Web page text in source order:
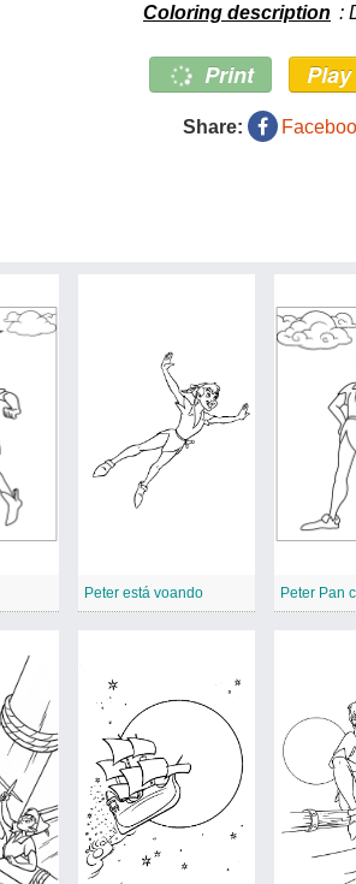
Coloring description :
Print
Share:
Peter está voando Peter Pan